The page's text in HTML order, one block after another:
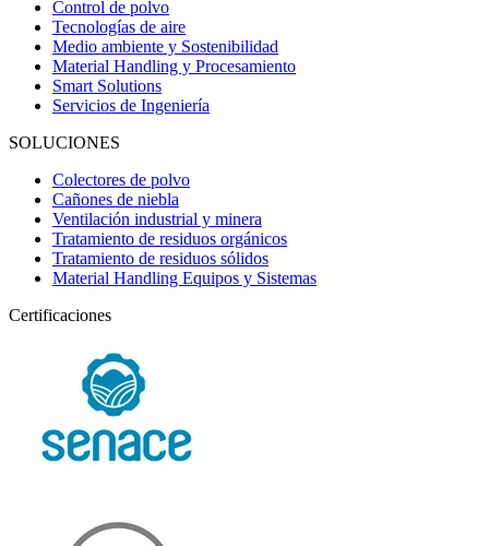
Control de polvo
Tecnologías de aire
Medio ambiente y Sostenibilidad
Material Handling y Procesamiento
Smart Solutions
Servicios de Ingeniería
SOLUCIONES
Colectores de polvo
Cañones de niebla
Ventilación industrial y minera
Tratamiento de residuos orgánicos
Tratamiento de residuos sólidos
Material Handling Equipos y Sistemas
Certificaciones